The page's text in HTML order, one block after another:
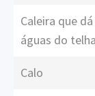
Caleira que
águas do
Calo